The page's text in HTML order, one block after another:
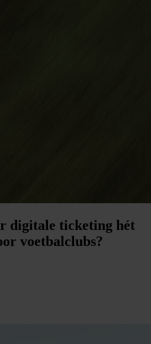
digitale ticketing hét
voetbalclubs?